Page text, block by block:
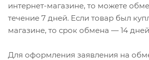
интернет-магазине, то можете
течение 7 дней. Если товар был
магазине, то срок обмена — 14
Для оформления заявления на